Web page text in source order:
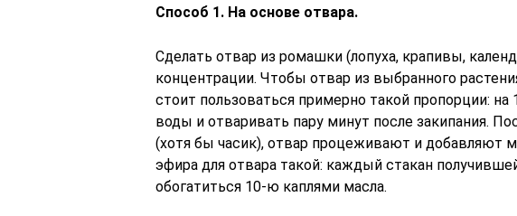
Способ 1. На основе отвара.
Сделать отвар из ромашки (лопуха, крапивы,
концентрации. Чтобы отвар из выбранного
стоит пользоваться примерно такой пропорции: на
воды и отваривать пару минут после закипания.
(хотя бы часик), отвар процеживают и добавляют
эфира для отвара такой: каждый стакан
обогатиться 10-ю каплями масла.